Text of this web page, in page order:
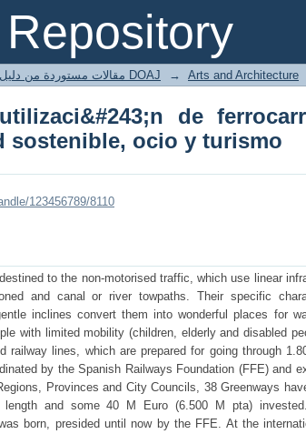
de
مقالات مستوردة من دليل الدوريات مفتوحة المصدر DOAJ → Arts and Architecture
de
sostenible, ocio y turismo
123456789/8110
to the non-motorised traffic, which use linear
and canal or river towpaths. Their specific
inclines convert them into wonderful places for
with limited mobility (children, elderly and disabled
railway lines, which are prepared for going through
by the Spanish Railways Foundation (FFE) and
Provinces and City Councils, 38 Greenways
and some 40 M Euro (6.500 M pta)
born, presided until now by the FFE. At the